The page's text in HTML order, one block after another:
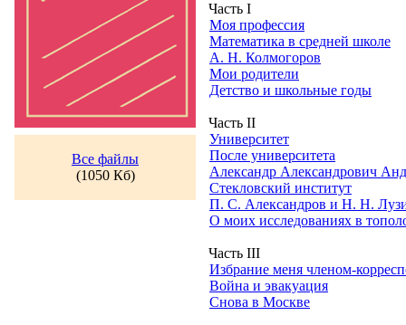
Все файлы
(1050 Кб)
Часть I
Моя профессия
Математика в средней школе
А. Н. Колмогоров
Мои родители
Детство и школьные годы
Часть II
Университет
После университета
Александр Александрович
Стекловский институт
П. С. Александров и Н. Н.
О моих исследованиях в
Часть III
Избрание меня членом-
Война и эвакуация
Снова в Москве